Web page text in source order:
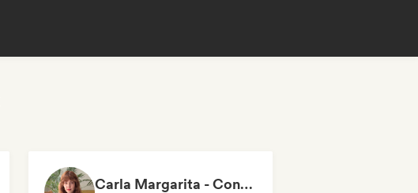
Carla Margarita - Content Creator